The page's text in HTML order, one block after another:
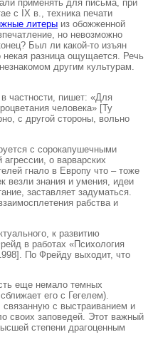
применять для письма, при
с IX в., техника печати
литеры из обожженной
но невозможно
Был ли какой-то изъян
разница ощущается. Речь
другим культурам.
частности, пишет: «Для
человека» [Ту
с другой стороны, вольно
с сорокапушечными
о варварских
гнало в Европу что – тоже
везли знания и умения, идеи
заставляет задуматься.
рабства и
к развитию
в работах «Психология
По Фрейду выходит, что
еще немало темных
его с Гегелем).
с выстраиванием и
своих заповедей. Этот важный
степени драгоценным